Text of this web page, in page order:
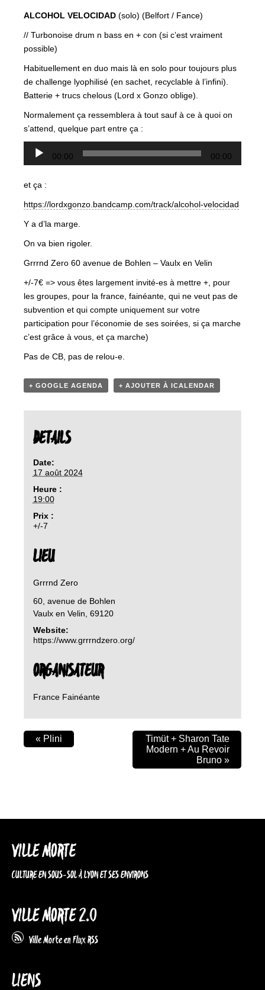
ALCOHOL VELOCIDAD (solo) (Belfort / Fance)
// Turbonoise drum n bass en + con (si c’est vraiment
possible)
Habituellement en duo mais là en solo pour toujours plus
de challenge lyophilisé (en sachet, recyclable à l’infini).
Batterie + trucs chelous (Lord x Gonzo oblige).
Normalement ça ressemblera à tout sauf à ce à quoi on
s’attend, quelque part entre ça :
Lecteur
audio
00:00 00:00
et ça :
https://lordxgonzo.bandcamp.com/track/alcohol-velocidad
Y a d’la marge.
On va bien rigoler.
Grrrnd Zero 60 avenue de Bohlen – Vaulx en Velin
+/-7€ => vous êtes largement invité-es à mettre +, pour
les groupes, pour la france, fainéante, qui ne veut pas de
subvention et qui compte uniquement sur votre
participation pour l’économie de ses soirées, si ça marche
c’est grâce à vous, et ça marche)
Pas de CB, pas de relou-e.
+ GOOGLE AGENDA + AJOUTER À ICALENDAR
DETAILS
Date:
17 août 2024
Heure :
19:00
Prix :
+/-7
LIEU
Grrrnd Zero
60, avenue de Bohlen
Vaulx en Velin 69120
Website:
https://www.grrrndzero.org/
ORGANISATEUR
France Fainéante
« Plini
Timüt + Sharon Tate
Modern + Au Revoir
Bruno »
VILLE MORTE
CULTURE EN SOUS-SOL À LYON ET SES ENVIRONS
VILLE MORTE 2.0
Ville Morte en Flux RSS
LIENS